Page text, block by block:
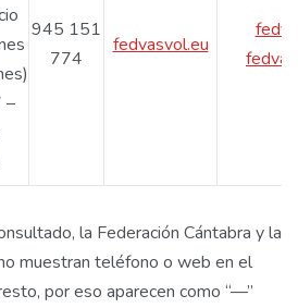
–
945 151
774
fedvasvol.eu
la Federación Cántabra y la
muestran teléfono o web en el
por eso aparecen como “—”